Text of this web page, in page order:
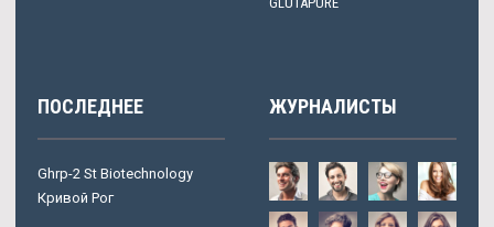
ПОСЛЕДНЕЕ
Ghrp-2 St Biotechnology
Кривой Рог
ЖУРНАЛИСТЫ